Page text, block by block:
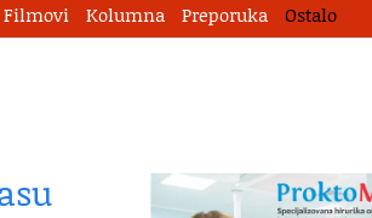
Filmovi Kolumna Preporuka Ostalo